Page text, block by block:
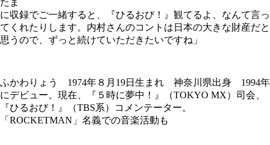
に収録でご一緒すると、『ひるおび！』観てるよ、なんて言っ
てくれたりします。内村さんのコントは日本の大きな財産だと
思うので、ずっと続けていただきたいですね」
ふかわりょう 1974年８月19日生まれ 神奈川県出身 1994年
にデビュー。現在、『５時に夢中！』（TOKYO MX）司会、
『ひるおび！』（TBS系）コメンテーター。
「ROCKETMAN」名義での音楽活動も